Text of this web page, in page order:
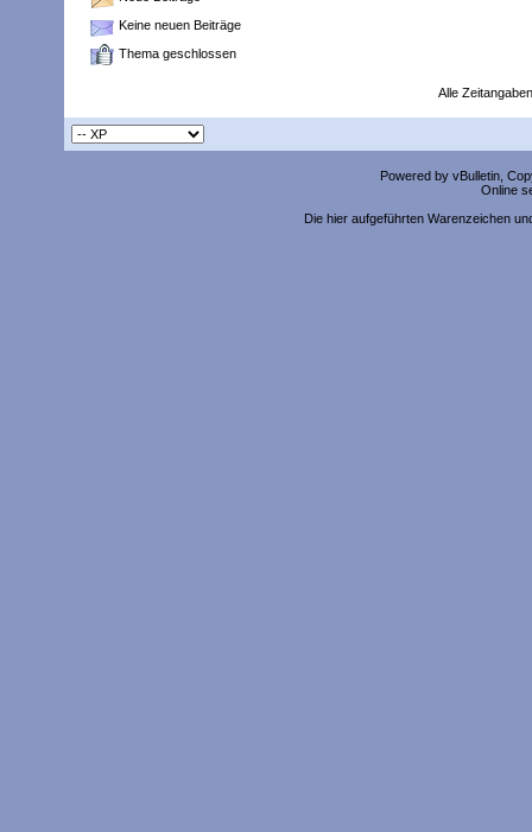
Keine neuen Beiträge
Thema geschlossen
Alle
Powered by vBulletin,
Online
Die hier aufgeführten Warenzeichen